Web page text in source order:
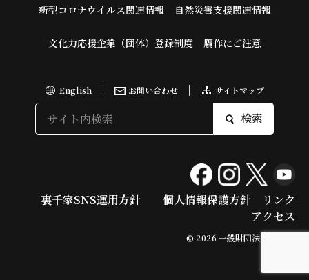
新型コロナウイルス関連情報 自然災害支援関連情報
文化力応援企業（団体）登録制度 贋作にご注意
English お問い合わせ サイトマップ
検索
裏千家SNS運用方針 個人情報保護方針
リンク
アクセス
© 2026 一般財団法人 今日庵